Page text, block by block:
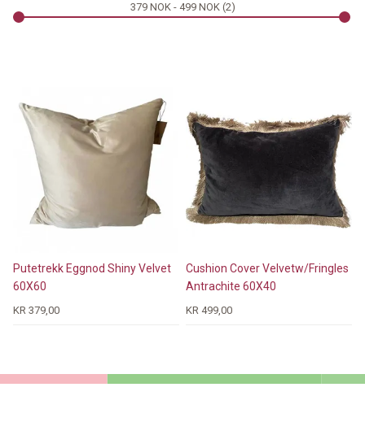
379 NOK 499 NOK 2
Putetrekk Eggnod Shiny Velvet
60X60
KR 379,00
Cushion Cover Velvetw/Fringles
Antrachite 60X40
KR 499,00